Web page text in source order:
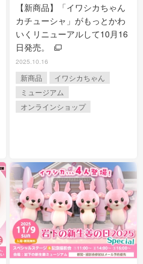
【新商品】「イワシカちゃん
カチューシャ」がもっとかわ
いくリニューアルして10月16
日発売。
2025.10.16
新商品
イワシカちゃん
ミュージアム
オンラインショップ